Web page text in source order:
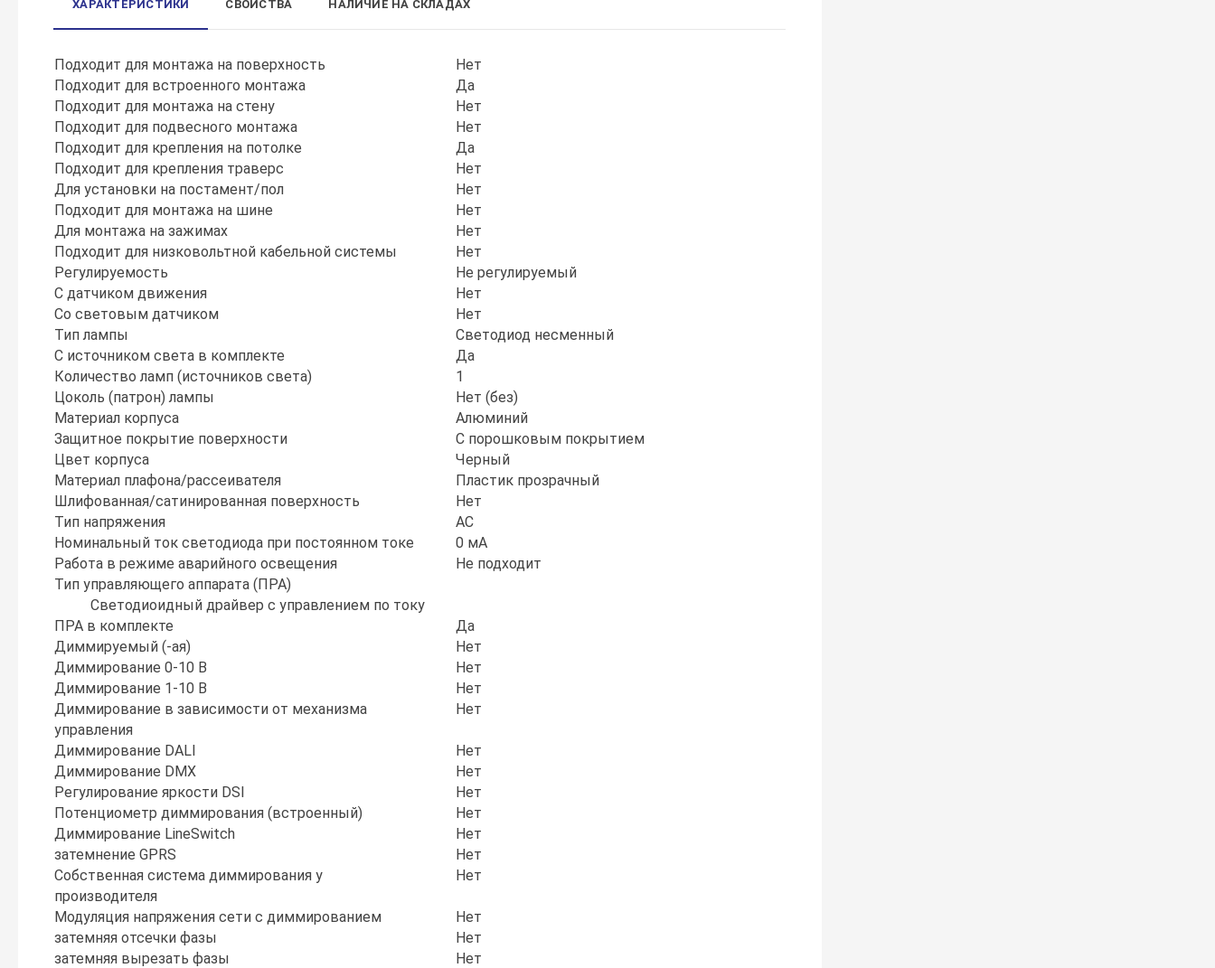
ХАРАКТЕРИСТИКИ СВОЙСТВА НАЛИЧИЕ НА СКЛАДАХ
Подходит для монтажа на поверхность
Нет
Подходит для встроенного монтажа
Да
Подходит для монтажа на стену
Нет
Подходит для подвесного монтажа
Нет
Подходит для крепления на потолке
Да
Подходит для крепления траверс
Нет
Для установки на постамент/пол
Нет
Подходит для монтажа на шине
Нет
Для монтажа на зажимах
Нет
Подходит для низковольтной кабельной системы
Нет
Регулируемость
Не регулируемый
С датчиком движения
Нет
Со световым датчиком
Нет
Тип лампы
Светодиод несменный
С источником света в комплекте
Да
Количество ламп (источников света)
1
Цоколь (патрон) лампы
Нет (без)
Материал корпуса
Алюминий
Защитное покрытие поверхности
С порошковым покрытием
Цвет корпуса
Черный
Материал плафона/рассеивателя
Пластик прозрачный
Шлифованная/сатинированная поверхность
Нет
Тип напряжения
AC
Номинальный ток светодиода при постоянном токе
0 мА
Работа в режиме аварийного освещения
Не подходит
Тип управляющего аппарата (ПРА)
Светодиоидный драйвер с управлением по току
ПРА в комплекте
Да
Диммируемый (-ая)
Нет
Диммирование 0-10 В
Нет
Диммирование 1-10 В
Нет
Диммирование в зависимости от механизма
управления
Нет
Диммирование DALI
Нет
Диммирование DMX
Нет
Регулирование яркости DSI
Нет
Потенциометр диммирования (встроенный)
Нет
Диммирование LineSwitch
Нет
затемнение GPRS
Нет
Собственная система диммирования у
производителя
Нет
Модуляция напряжения сети с диммированием
Нет
затемняя отсечки фазы
Нет
затемняя вырезать фазы
Нет